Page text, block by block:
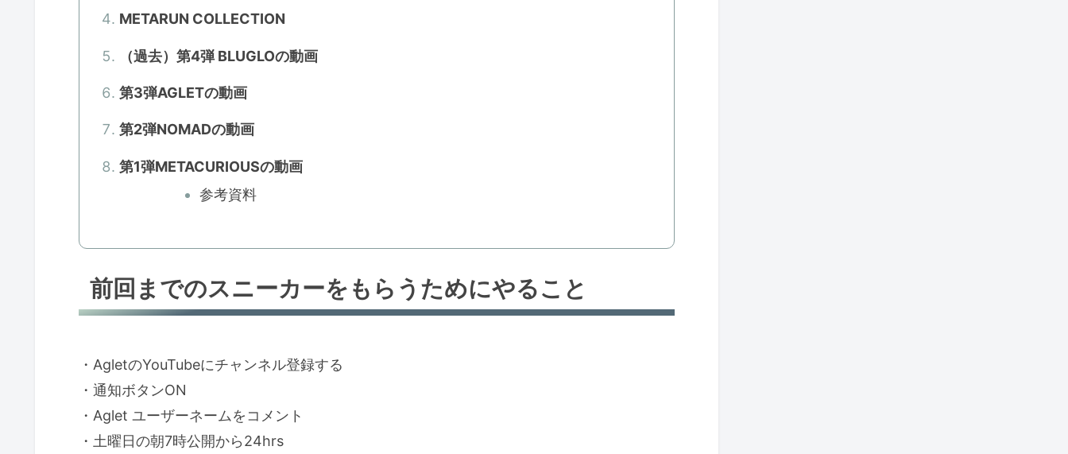
METARUN COLLECTION
（過去）第4弾 BLUGLOの動画
第3弾AGLETの動画
第2弾NOMADの動画
第1弾METACURIOUSの動画
参考資料
前回までのスニーカーをもらうためにやること
・AgletのYouTubeにチャンネル登録する
・通知ボタンON
・Aglet ユーザーネームをコメント
・土曜日の朝7時公開から24hrs